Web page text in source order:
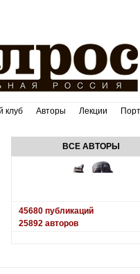
клуб Авторы Лекции
ВСЕ АВТОРЫ
45680 публикаций
25892 авторов